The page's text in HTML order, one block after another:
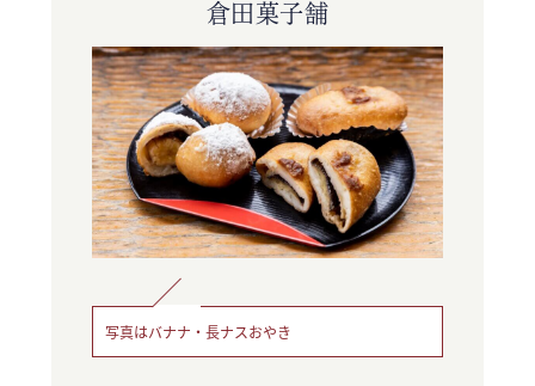
倉田菓子舗
写真はバナナ・長ナスおやき